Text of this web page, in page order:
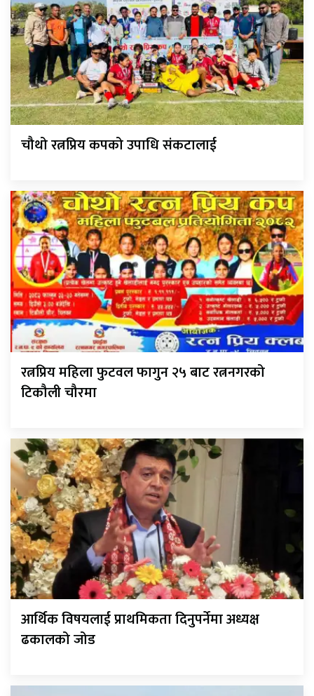
चौथो रत्नप्रिय कपको उपाधि संकटालाई
रत्नप्रिय महिला फुटवल फागुन २५ बाट रत्ननगरको
टिकौली चौरमा
आर्थिक विषयलाई प्राथमिकता दिनुपर्नेमा अध्यक्ष
ढकालको जोड